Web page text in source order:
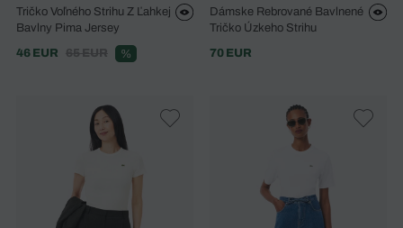
Tričko Voľného Strihu Z Ľahkej
Bavlny Pima Jersey
46 EUR
65 EUR %
Dámske Rebrované Bavlnené
Tričko Úzkeho Strihu
70 EUR